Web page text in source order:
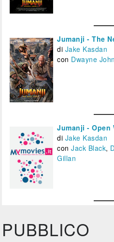
Jumanji - The
di Jake Kasdan
con Dwayne
Jumanji - Open
di Jake Kasdan
conJack Black,
Gillan
PUBBLICO